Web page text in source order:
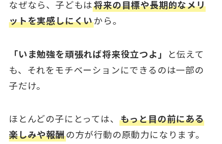
なぜなら、子どもは将来の目標や長期的なメリ
ットを実感しにくいから。
「いま勉強を頑張れば将来役立つよ」 と伝えて
も、それをモチベーションにできるのは一部の
子だけ。
ほとんどの子にとっては、 もっと目の前にある
楽しみや報酬の方が行動の原動力になります。